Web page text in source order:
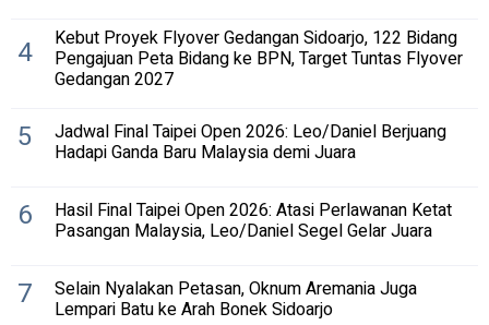
4 Kebut Proyek Flyover Gedangan Sidoarjo, 122 Bidang
Pengajuan Peta Bidang ke BPN, Target Tuntas Flyover
Gedangan 2027
5 Jadwal Final Taipei Open 2026: Leo/Daniel Berjuang
Hadapi Ganda Baru Malaysia demi Juara
6 Hasil Final Taipei Open 2026: Atasi Perlawanan Ketat
Pasangan Malaysia, Leo/Daniel Segel Gelar Juara
7 Selain Nyalakan Petasan, Oknum Aremania Juga
Lempari Batu ke Arah Bonek Sidoarjo